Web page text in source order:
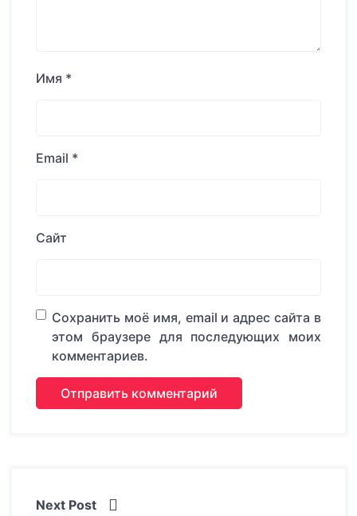
Имя *
Email *
Сайт
Сохранить моё имя, email и адрес сайта в
этом браузере для последующих моих
комментариев.
Next Post